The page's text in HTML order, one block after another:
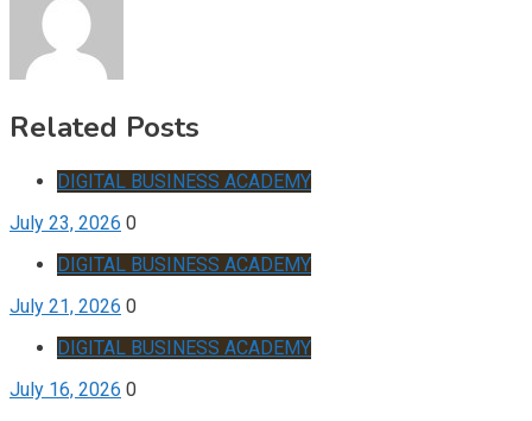
Related Posts
DIGITAL BUSINESS ACADEMY
July 23, 2026 0
DIGITAL BUSINESS ACADEMY
July 21, 2026 0
DIGITAL BUSINESS ACADEMY
July 16, 2026 0